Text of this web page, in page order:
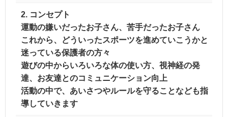
2. コンセプト
運動の嫌いだったお子さん、苦手だったお子さん
これから、どういったスポーツを進めていこうかと
迷っている保護者の方々
遊びの中からいろいろな体の使い方、視神経の発
達、お友達とのコミュニケーション向上
活動の中で、あいさつやルールを守ることなども指
導していきます